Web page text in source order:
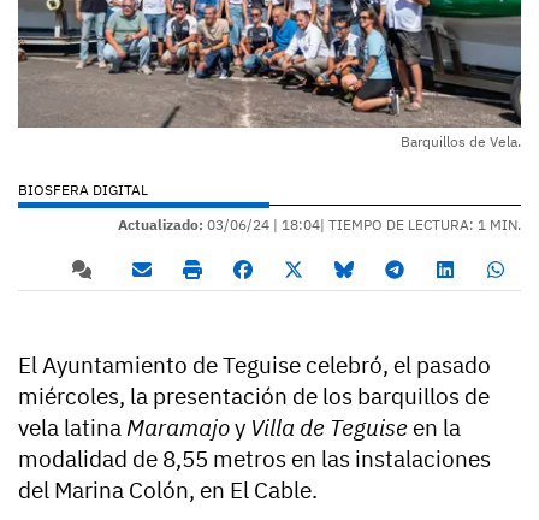
Barquillos de Vela.
BIOSFERA DIGITAL
Actualizado: 03/06/24 | 18:04| TIEMPO DE LECTURA: 1 MIN.
El Ayuntamiento de Teguise celebró, el pasado
miércoles, la presentación de los barquillos de
vela latinaMaramajoy Villa de Teguise en la
modalidad de 8,55 metros en las instalaciones
del Marina Colón, en El Cable.